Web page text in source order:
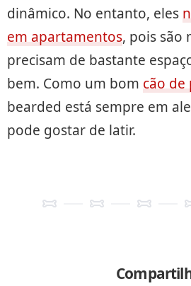
dinâmico. No entanto, eles
em apartamentos, pois são
precisam de bastante
bem. Como um bom cão de
bearded está sempre em
pode gostar de latir.